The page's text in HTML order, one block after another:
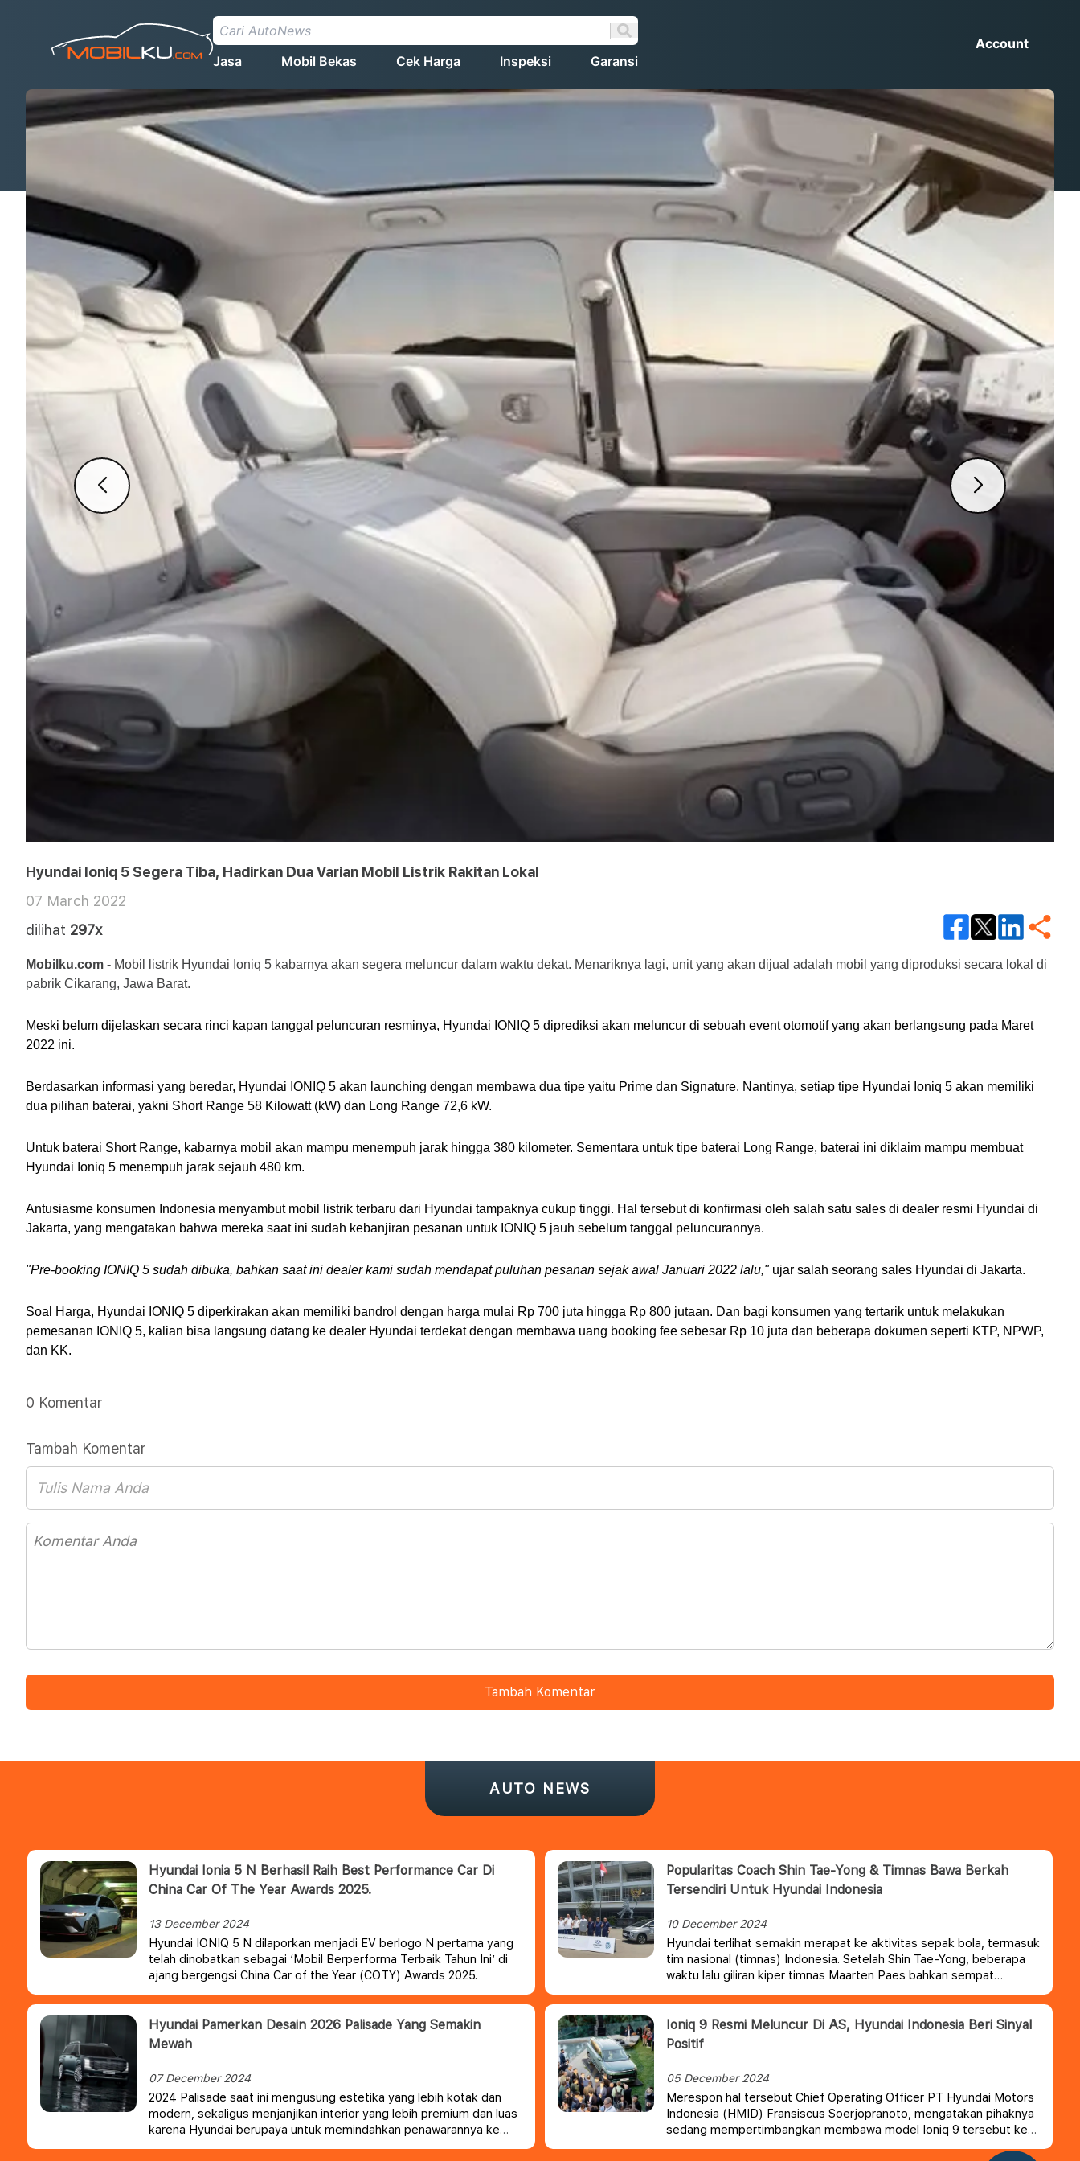
Jasa Mobil Bekas Cek Harga Inspeksi Garansi
Account
Hyundai Ioniq 5 Segera Tiba, Hadirkan Dua Varian Mobil Listrik Rakitan Lokal
07 March 2022
dilihat 297x
Mobilku.com - Mobil listrik Hyundai Ioniq 5 kabarnya akan segera meluncur dalam waktu dekat. Menariknya lagi, unit yang akan dijual adalah mobil yang diproduksi secara lokal di
pabrik Cikarang, Jawa Barat.
Meski belum dijelaskan secara rinci kapan tanggal peluncuran resminya, Hyundai IONIQ 5 diprediksi akan meluncur di sebuah event otomotif yang akan berlangsung pada Maret
2022 ini.
Berdasarkan informasi yang beredar, Hyundai IONIQ 5 akan launching dengan membawa dua tipe yaitu Prime dan Signature. Nantinya, setiap tipe Hyundai Ioniq 5 akan memiliki
dua pilihan baterai, yakni Short Range 58 Kilowatt (kW) dan Long Range 72,6 kW.
Untuk baterai Short Range, kabarnya mobil akan mampu menempuh jarak hingga 380 kilometer. Sementara untuk tipe baterai Long Range, baterai ini diklaim mampu membuat
Hyundai Ioniq 5 menempuh jarak sejauh 480 km.
Antusiasme konsumen Indonesia menyambut mobil listrik terbaru dari Hyundai tampaknya cukup tinggi. Hal tersebut di konfirmasi oleh salah satu sales di dealer resmi Hyundai di
Jakarta, yang mengatakan bahwa mereka saat ini sudah kebanjiran pesanan untuk IONIQ 5 jauh sebelum tanggal peluncurannya.
"Pre-booking IONIQ 5 sudah dibuka, bahkan saat ini dealer kami sudah mendapat puluhan pesanan sejak awal Januari 2022 lalu," ujar salah seorang sales Hyundai di Jakarta.
Soal Harga, Hyundai IONIQ 5 diperkirakan akan memiliki bandrol dengan harga mulai Rp 700 juta hingga Rp 800 jutaan. Dan bagi konsumen yang tertarik untuk melakukan
pemesanan IONIQ 5, kalian bisa langsung datang ke dealer Hyundai terdekat dengan membawa uang booking fee sebesar Rp 10 juta dan beberapa dokumen seperti KTP, NPWP,
dan KK.
0 Komentar
Tambah Komentar
Tambah Komentar
AUTO NEWS
Hyundai Ionia 5 N Berhasil Raih Best Performance Car Di
China Car Of The Year Awards 2025.
13 December 2024
Hyundai IONIQ 5 N dilaporkan menjadi EV berlogo N pertama yang
telah dinobatkan sebagai ‘Mobil Berperforma Terbaik Tahun Ini’ di
ajang bergengsi China Car of the Year (COTY) Awards 2025.
Popularitas Coach Shin Tae-Yong & Timnas Bawa Berkah
Tersendiri Untuk Hyundai Indonesia
10 December 2024
Hyundai terlihat semakin merapat ke aktivitas sepak bola, termasuk
tim nasional (timnas) Indonesia. Setelah Shin Tae-Yong, beberapa
waktu lalu giliran kiper timnas Maarten Paes bahkan sempat
digandeng untuk membuat viral All New Hyundai Santa Fe.
Hyundai Pamerkan Desain 2026 Palisade Yang Semakin
Mewah
07 December 2024
2024 Palisade saat ini mengusung estetika yang lebih kotak dan
modern, sekaligus menjanjikan interior yang lebih premium dan luas
karena Hyundai berupaya untuk memindahkan penawarannya ke
wilayah yang lebih mewah.
Ioniq 9 Resmi Meluncur Di AS, Hyundai Indonesia Beri Sinyal
Positif
05 December 2024
Merespon hal tersebut Chief Operating Officer PT Hyundai Motors
Indonesia (HMID) Fransiscus Soerjopranoto, mengatakan pihaknya
sedang mempertimbangkan membawa model Ioniq 9 tersebut ke
Tanah Air. Hanya saja, Hyundai masih melihat apakah kendaraan ini